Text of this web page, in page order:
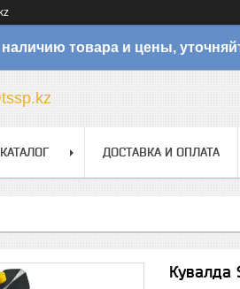
товара и цены,
КАТАЛОГ ДОСТАВКА И ОПЛАТА
Кувалда